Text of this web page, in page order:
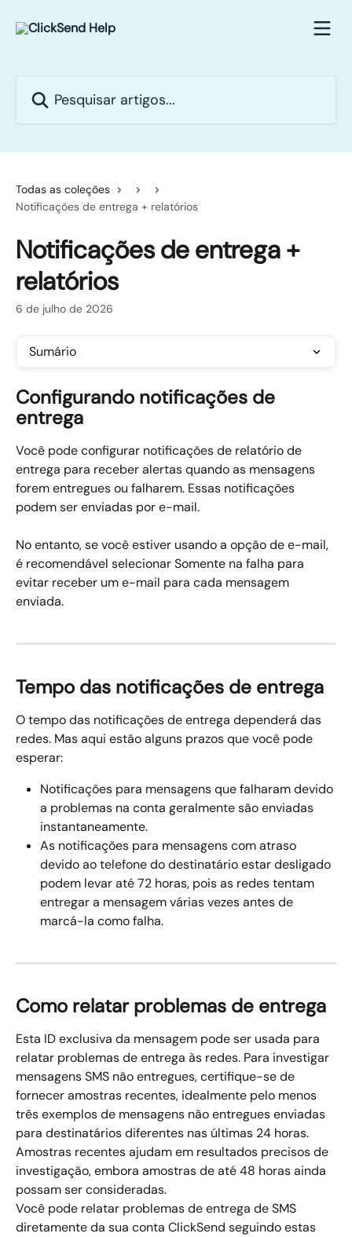
Todas as coleções
Notificações de entrega + relatórios
Notificações de entrega +
relatórios
6 de julho de 2026
Sumário
Configurando notificações de
entrega
Você pode configurar notificações de relatório de
entrega para receber alertas quando as mensagens
forem entregues ou falharem. Essas notificações
podem ser enviadas por e-mail.
No entanto, se você estiver usando a opção de e-mail,
é recomendável selecionar Somente na falha para
evitar receber um e-mail para cada mensagem
enviada.
Tempo das notificações de entrega
O tempo das notificações de entrega dependerá das
redes. Mas aqui estão alguns prazos que você pode
esperar:
Notificações para mensagens que falharam devido
a problemas na conta geralmente são enviadas
instantaneamente.
As notificações para mensagens com atraso
devido ao telefone do destinatário estar desligado
podem levar até 72 horas, pois as redes tentam
entregar a mensagem várias vezes antes de
marcá-la como falha.
Como relatar problemas de entrega
Esta ID exclusiva da mensagem pode ser usada para
relatar problemas de entrega às redes. Para investigar
mensagens SMS não entregues, certifique-se de
fornecer amostras recentes, idealmente pelo menos
três exemplos de mensagens não entregues enviadas
para destinatários diferentes nas últimas 24 horas.
Amostras recentes ajudam em resultados precisos de
investigação, embora amostras de até 48 horas ainda
possam ser consideradas.
Você pode relatar problemas de entrega de SMS
diretamente da sua conta ClickSend seguindo estas